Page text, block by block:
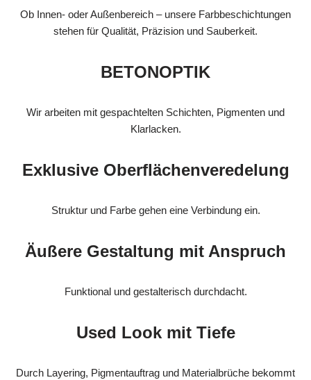
Ob Innen- oder Außenbereich – unsere Farbbeschichtungen
stehen für Qualität, Präzision und Sauberkeit.
BETONOPTIK
Wir arbeiten mit gespachtelten Schichten, Pigmenten und
Klarlacken.
Exklusive Oberflächenveredelung
Struktur und Farbe gehen eine Verbindung ein.
Äußere Gestaltung mit Anspruch
Funktional und gestalterisch durchdacht.
Used Look mit Tiefe
Durch Layering, Pigmentauftrag und Materialbrüche bekommt